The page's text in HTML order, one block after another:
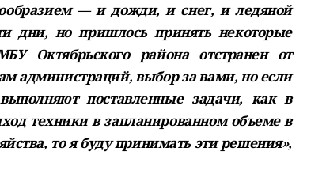
— и дожди, и снег, и ледяной
дни, но пришлось принять некоторые
Октябрьского района отстранен от
администраций, выбор за вами, но если
поставленные задачи, как в
техники в запланированном объеме в
то я буду принимать эти решения»,